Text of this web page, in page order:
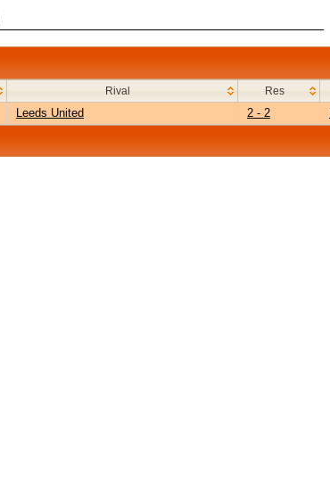
Rival Res
Leeds United 2 - 2